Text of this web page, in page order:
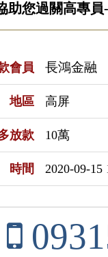
您過關高專員
會員 長鴻金融
地區 高屏
放款 10萬
時間 2020-09-15